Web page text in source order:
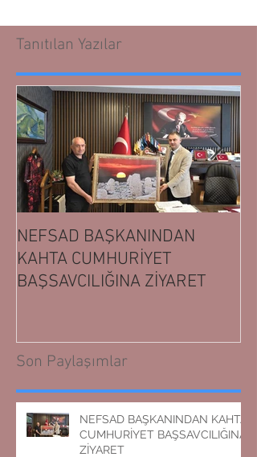
Tanıtılan Yazılar
NEFSAD BAŞKANINDAN
KAHTA CUMHURİYET
BAŞSAVCILIĞINA ZİYARET
Son Paylaşımlar
NEFSAD BAŞKANINDAN KAHTA
CUMHURİYET BAŞSAVCILIĞINA
ZİYARET